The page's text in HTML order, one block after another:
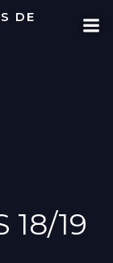
DE
18/19